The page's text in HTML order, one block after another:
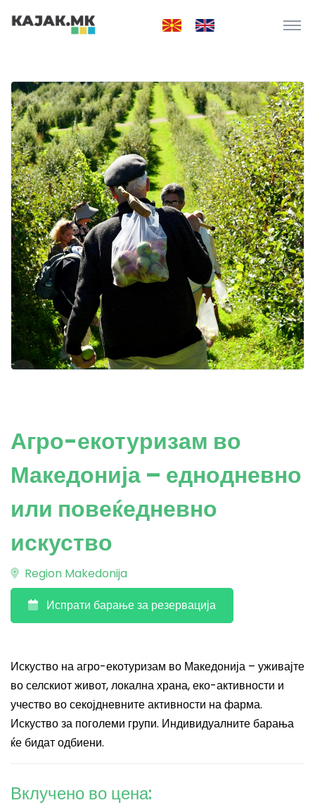
Агро-екотуризам во
Македонија – еднодневно
или повеќедневно
искуство
Region Makedonija
Испрати барање за резервација
Искуство на агро-екотуризам во Македонија – уживајте
во селскиот живот, локална храна, еко-активности и
учество во секојдневните активности на фарма.
Искуство за поголеми групи. Индивидуалните барања
ќе бидат одбиени.
Вклучено во цена: